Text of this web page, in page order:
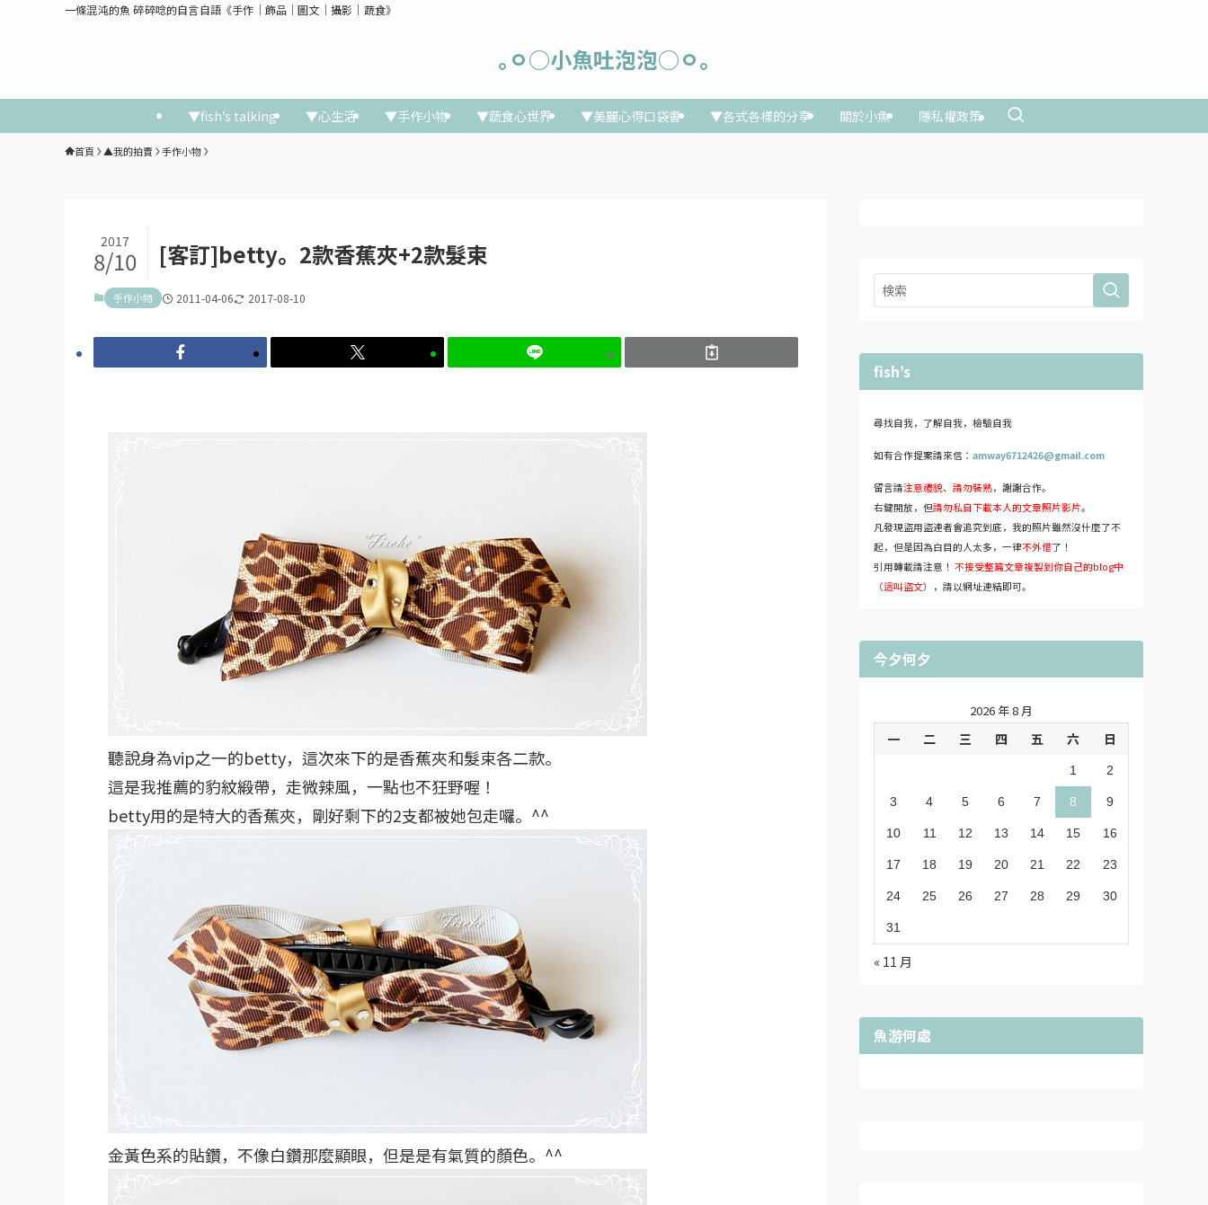
一條混沌的魚 碎碎唸的自言自語《手作│飾品│圖文│攝影│蔬食》
｡ㅇ○小魚吐泡泡○ㅇ｡
▼fish’s talking ▼心生活 ▼手作小物 ▼蔬食心世界 ▼美麗心得口袋書 ▼各式各樣的分享 關於小魚 隱私權政策
首頁 ▲我的拍賣 手作小物
[客訂]betty。2款香蕉夾+2款髮束
2017
8/10
手作小物 2011-04-06 2017-08-10
聽說身為vip之一的betty，這次來下的是香蕉夾和髮束各二款。
這是我推薦的豹紋緞帶，走微辣風，一點也不狂野喔！
betty用的是特大的香蕉夾，剛好剩下的2支都被她包走囉。^^
金黃色系的貼鑽，不像白鑽那麼顯眼，但是是有氣質的顏色。^^
fish’s
尋找自我，了解自我，檢驗自我
如有合作提案請來信： amway6712426@gmail.com
留言請注意禮貌、請勿裝熟，謝謝合作。
右鍵開放，但請勿私自下載本人的文章照片影片。
凡發現盜用盜連者會追究到底，我的照片雖然沒什麼了不
起，但是因為白目的人太多，一律不外借了！
引用轉載請注意！ 不接受整篇文章複製到你自己的blog中
（這叫盜文）
，請以網址連結即可。
今夕何夕
2026 年 8 月
一 二 三 四 五 六 日
1 2
3 4 5 6 7 8 9
10 11 12 13 14 15 16
17 18 19 20 21 22 23
24 25 26 27 28 29 30
31
« 11 月
魚游何處